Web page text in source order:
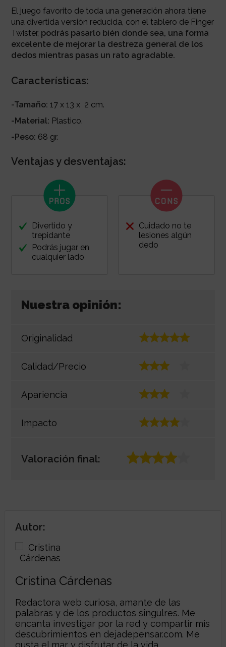
El juego favorito de toda una generación ahora tiene
una divertida versión reducida, con el tablero de Finger
Twister, podrás pasarlo bién donde sea, una forma
excelente de mejorar la destreza general de los
dedos mientras pasas un rato agradable.
Características:
-Tamaño: 17 x 13 x 2 cm.
-Material: Plastico.
-Peso: 68 gr.
Ventajas y desventajas:
Divertido y
trepidante
Podrás jugar en
cualquier lado
Cuidado no te
lesiones algún
dedo
Nuestra opinión:
Originalidad
Calidad/Precio
Apariencia
Impacto
Valoración final:
Autor:
Cristina Cárdenas
Redactora web curiosa, amante de las
palabras y de los productos singulres. Me
encanta investigar por la red y compartir mis
descubrimientos en dejadepensar.com. Me
gusta el mar y disfrutar de la vida.